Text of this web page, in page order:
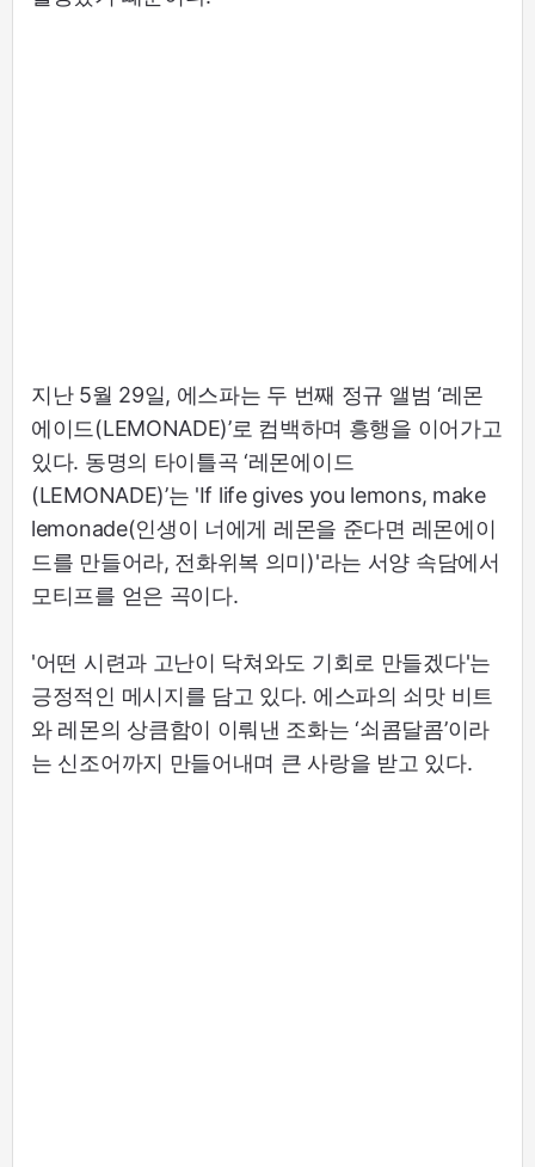
지난 5월 29일, 에스파는 두 번째 정규 앨범 ‘레몬
에이드(LEMONADE)’로 컴백하며 흥행을 이어가고
있다. 동명의 타이틀곡 ‘레몬에이드
(LEMONADE)’는 'If life gives you lemons, make
lemonade(인생이 너에게 레몬을 준다면 레몬에이
드를 만들어라, 전화위복 의미)'라는 서양 속담에서
모티프를 얻은 곡이다.
'어떤 시련과 고난이 닥쳐와도 기회로 만들겠다'는
긍정적인 메시지를 담고 있다. 에스파의 쇠맛 비트
와 레몬의 상큼함이 이뤄낸 조화는 ‘쇠콤달콤’이라
는 신조어까지 만들어내며 큰 사랑을 받고 있다.